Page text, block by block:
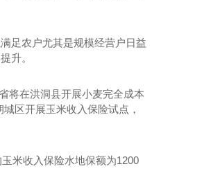
足农户尤其是规模经营户日益
升。
将在洪洞县开展小麦完全成本
区开展玉米收入保险试点，
米收入保险水地保额为1200